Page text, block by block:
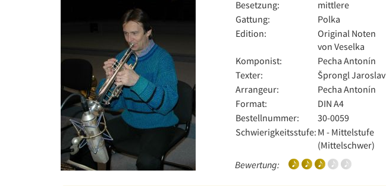
Besetzung:
mittlere
Gattung:
Polka
Edition:
Original Noten
von Veselka
Komponist:
Pecha Antonín
Texter:
Šprongl Jaroslav
Arrangeur:
Pecha Antonín
Format:
DIN A4
Bestellnummer:
30-0059
Schwierigkeitsstufe: M - Mittelstufe
(Mittelschwer)
Bewertung: